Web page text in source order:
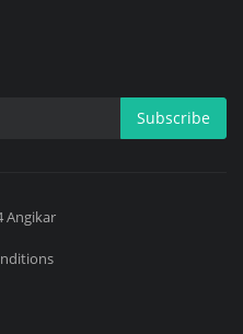
Subscribe
Angikar